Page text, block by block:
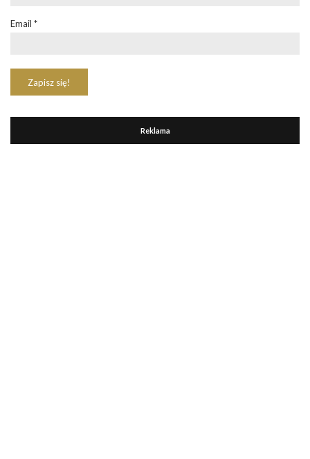
Email *
Reklama